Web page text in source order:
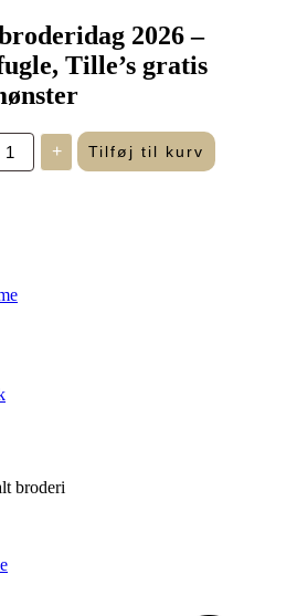
2026 –
Tille’s gratis
+ Tilføj til kurv
broderi